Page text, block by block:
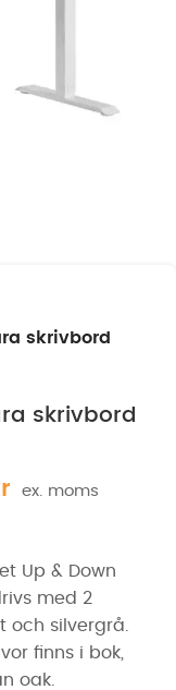
skrivbord
skrivbord
Up & Down
med 2
och silvergrå.
finns i bok,
oak.